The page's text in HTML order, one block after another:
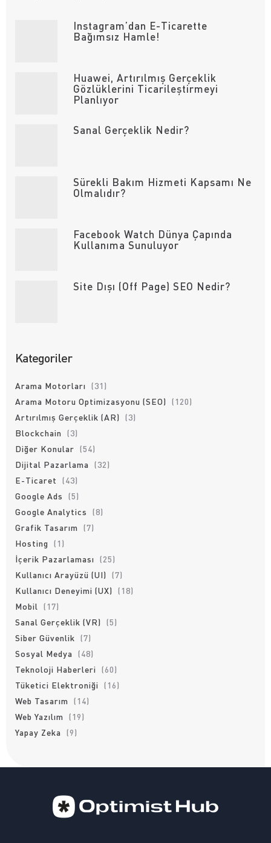
Instagram’dan E-Ticarette
Bağımsız Hamle!
Huawei, Artırılmış Gerçeklik
Gözlüklerini Ticarileştirmeyi
Planlıyor
Sanal Gerçeklik Nedir?
Sürekli Bakım Hizmeti Kapsamı Ne
Olmalıdır?
Facebook Watch Dünya Çapında
Kullanıma Sunuluyor
Site Dışı (Off Page) SEO Nedir?
Kategoriler
Arama Motorları
(31)
Arama Motoru Optimizasyonu (SEO)
(120)
Artırılmış Gerçeklik (AR)
(3)
Blockchain
(3)
Diğer Konular (54)
Dijital Pazarlama
(32)
E-Ticaret
(43)
Google Ads
(5)
Google Analytics
(8)
Grafik Tasarım
(7)
Hosting
(1)
İçerik Pazarlaması
(25)
Kullanıcı Arayüzü (UI)
(7)
Kullanıcı Deneyimi (UX)
(18)
Mobil
(17)
Sanal Gerçeklik (VR)
(5)
Siber Güvenlik (7)
Sosyal Medya
(48)
Teknoloji Haberleri
(60)
Tüketici Elektroniği
(16)
Web Tasarım
(14)
Web Yazılım
(19)
Yapay Zeka
(9)